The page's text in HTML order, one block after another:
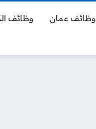
وظائف عمان
وظائف